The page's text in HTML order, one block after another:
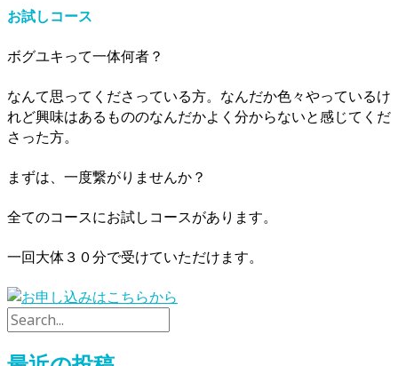
お試しコース
ボグユキって一体何者？
なんて思ってくださっている方。なんだか色々やっているけ
れど興味はあるもののなんだかよく分からないと感じてくだ
さった方。
まずは、一度繋がりませんか？
全てのコースにお試しコースがあります。
一回大体３０分で受けていただけます。